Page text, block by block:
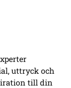
uttryck och
till din